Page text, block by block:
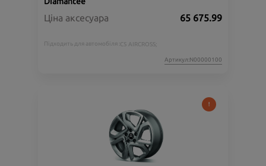
Ціна аксесуара 65 675.99
Підходить для автомобіля : C5 AIRCROSS;
Артикул:N00000100